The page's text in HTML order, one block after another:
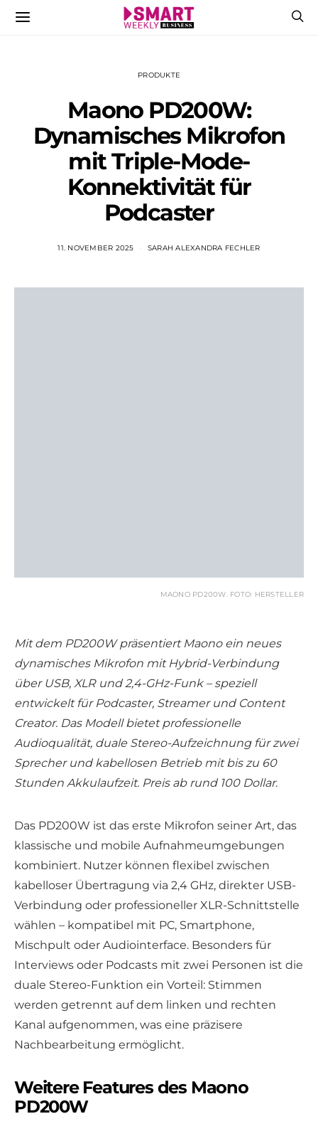
PRODUKTE
Maono PD200W:
Dynamisches Mikrofon
mit Triple-Mode-
Konnektivität für
Podcaster
11. NOVEMBER 2025 SARAH ALEXANDRA FECHLER
MAONO PD200W. FOTO: HERSTELLER
Mit dem PD200W präsentiert Maono ein neues
dynamisches Mikrofon mit Hybrid-Verbindung
über USB, XLR und 2,4-GHz-Funk – speziell
entwickelt für Podcaster, Streamer und Content
Creator. Das Modell bietet professionelle
Audioqualität, duale Stereo-Aufzeichnung für zwei
Sprecher und kabellosen Betrieb mit bis zu 60
Stunden Akkulaufzeit. Preis ab rund 100 Dollar.
Das PD200W ist das erste Mikrofon seiner Art, das
klassische und mobile Aufnahmeumgebungen
kombiniert. Nutzer können flexibel zwischen
kabelloser Übertragung via 2,4 GHz, direkter USB-
Verbindung oder professioneller XLR-Schnittstelle
wählen – kompatibel mit PC, Smartphone,
Mischpult oder Audiointerface. Besonders für
Interviews oder Podcasts mit zwei Personen ist die
duale Stereo-Funktion ein Vorteil: Stimmen
werden getrennt auf dem linken und rechten
Kanal aufgenommen, was eine präzisere
Nachbearbeitung ermöglicht.
Weitere Features des Maono
PD200W